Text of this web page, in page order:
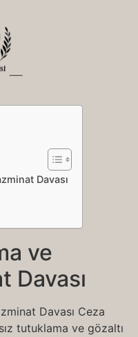
Davası
ve
Davası
Davası Ceza
tutuklama ve gözaltı